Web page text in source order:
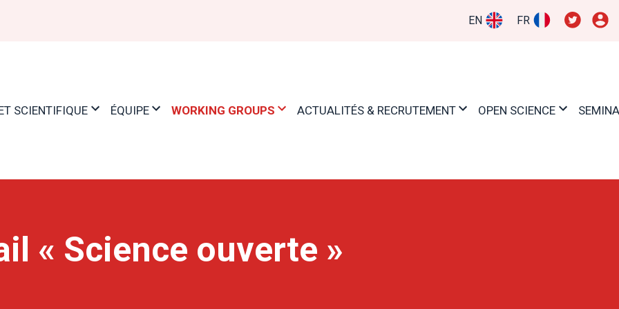
EN FR
SCIENTIFIQUE ÉQUIPE WORKING GROUPS ACTUALITÉS & RECRUTEMENT OPEN SCIENCE
« Science ouverte »